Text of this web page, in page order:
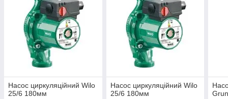
Насос циркуляційний Wilo
25/6 180мм
Насос циркуляційний Wilo
25/6 180мм